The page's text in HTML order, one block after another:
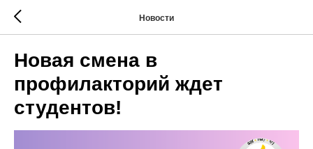
Новости
Новая смена в
профилакторий ждет
студентов!